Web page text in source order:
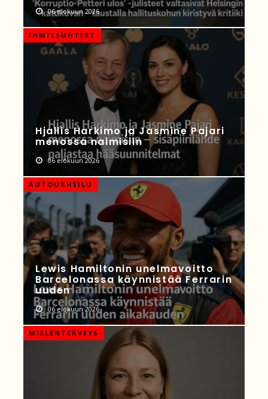
06 elokuun 2026
IHMISSUHTEET
Hjallis Harkimo ja Jasmine Pajari
menossa naimisiin
06 elokuun 2026
AUTOURHEILU
Lewis Hamiltonin unelmavoitto
Barcelonassa käynnistää Ferrarin
uuden
06 elokuun 2026
MIELENTERVEYS